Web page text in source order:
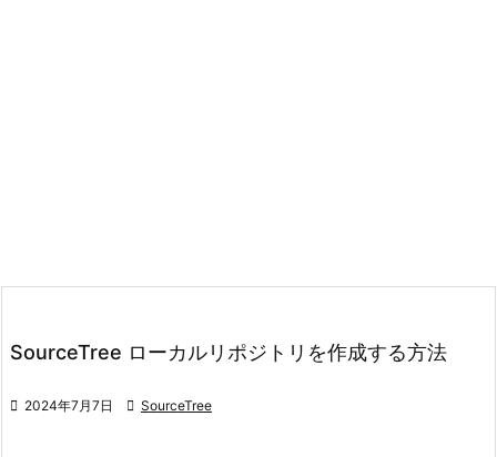
SourceTree ローカルリポジトリを作成する方法
 2024年7月7日  SourceTree